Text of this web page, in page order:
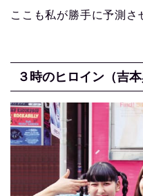
ここも私が勝手に予測さ
３時のヒロイン（吉本